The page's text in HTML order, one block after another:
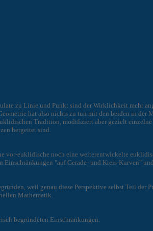
zu Linie und Punkt sind der Wirklichkeit mehr
hat also nichts zu tun mit den beiden in
Tradition, modifiziert aber gezielt
hergeitet sind.
vor-euklidische noch eine weiterentwickelte
Einschränkungen "auf Gerade- und Kreis-Kurven"
weil genau diese Perspektive selbst Teil
Mathematik.
begründeten Einschränkungen.